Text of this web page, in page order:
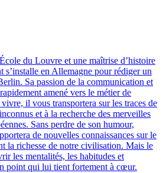
du Louvre et une maîtrise d’histoire
s’installe en Allemagne pour rédiger un
Sa passion de la communication et
amené vers le métier de
il vous transportera sur les traces de
et à la recherche des merveilles
Sans perdre de son humour,
de nouvelles connaissances sur le
la richesse de notre civilisation. Mais le
les mentalités, les habitudes et
point qui lui tient fortement à cœur.